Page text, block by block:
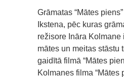
Grāmatas “Mātes
Ikstena, pēc kuras
režisore Ināra
mātes un meitas stāstu
gaidītā filmā “Mātes
Kolmanes filma “Mātes